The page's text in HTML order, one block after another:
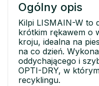
Ogólny opis
Kilpi LISMAIN-W to
krótkim rękawem o
kroju, idealna na
na co dzień.
oddychającego i
OPTI-DRY, w
recyklingu.